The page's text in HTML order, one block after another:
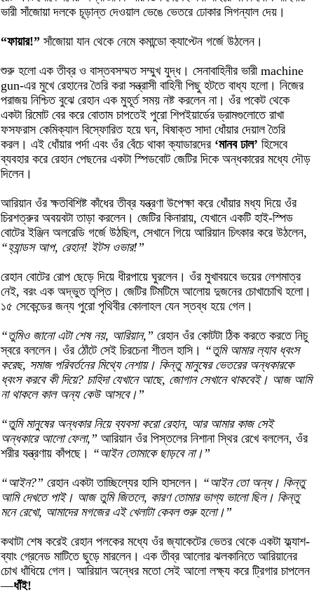
ভারী সাঁজোয়া দলকে চূড়ান্ত দেওয়াল ভেঙে ভেতরে ঢোকার সিগন্যাল দেয়।
“ফায়ার!” সাঁজোয়া যান থেকে নেমে কমান্ডো ক্যাপ্টেন গর্জে উঠলেন।
শুরু হলো এক তীব্র ও বাস্তবসম্মত সম্মুখ যুদ্ধ। সেনাবাহিনীর ভারী machine
gun-এর মুখে রেহানের তৈরি করা সন্ত্রাসী বাহিনী পিছু হটতে বাধ্য হলো। নিজের
পরাজয় নিশ্চিত বুঝে রেহান এক মুহূর্ত সময় নষ্ট করলেন না। ওঁর পকেট থেকে
একটা রিমোট বের করে বোতাম চাপতেই পুরো শিপইয়ার্ডের ড্রামগুলোতে রাখা
ফসফরাস কেমিক্যাল বিস্ফোরিত হয়ে ঘন, বিষাক্ত সাদা ধোঁয়ার দেয়াল তৈরি
করল। এই ধোঁয়ার পর্দা এবং ওঁর বেঁচে থাকা ক্যাডারদের ‘মানব ঢাল’ হিসেবে
ব্যবহার করে রেহান পেছনের একটা স্পিডবোট জেটির দিকে অন্ধকারের মধ্যে দৌড়
দিলেন।
আরিয়ান ওঁর ক্ষতবিশিষ্ট কাঁধের তীব্র যন্ত্রণা উপেক্ষা করে ধোঁয়ার মধ্য দিয়ে ওঁর
চিরশত্রুর অবয়বটা তাড়া করলেন। জেটির কিনারায়, যেখানে একটি হাই-স্পিড
বোটের ইঞ্জিন অলরেডি গর্জে উঠছিল, সেখানে গিয়ে আরিয়ান চিৎকার করে উঠলেন,
“হ্যান্ডস আপ, রেহান! ইটস ওভার!”
রেহান বোটের রোপ ছেড়ে দিয়ে ধীরপায়ে ঘুরলেন। ওঁর মুখাবয়বে ভয়ের লেশমাত্র
নেই, বরং এক অদ্ভুত তৃপ্তি। জেটির টিমটিমে আলোয় দুজনের চোখাচোখি হলো।
১৫ সেকেন্ডের জন্য পুরো পৃথিবীর কোলাহল যেন স্তব্ধ হয়ে গেল।
“তুমিও জানো এটা শেষ নয়, আরিয়ান,” রেহান ওঁর কোটটা ঠিক করতে করতে নিচু
স্বরে বললেন। ওঁর ঠোঁটে সেই চিরচেনা শীতল হাসি। “তুমি আমার ল্যাব ধ্বংস
করেছ, সমাজ পরিবর্তনের মিথ্যে নেশায়। কিন্তু মানুষের ভেতরের অন্ধকারকে
ধ্বংস করবে কী দিয়ে? চাহিদা যেখানে আছে, জোগান সেখানে থাকবেই। আজ আমি
না থাকলে কাল অন্য কেউ আসবে।”
“তুমি মানুষের অন্ধকার নিয়ে ব্যবসা করো রেহান, আর আমার কাজ সেই
অন্ধকারে আলো ফেলা,” আরিয়ান ওঁর পিস্তলের নিশানা স্থির রেখে বললেন, ওঁর
শরীর যন্ত্রণায় কাঁপছে। “আইন তোমাকে ছাড়বে না।”
“আইন?” রেহান একটা তাচ্ছিল্যের হাসি হাসলেন। “আইন তো অন্ধ। কিন্তু
আমি দেখতে পাই। আজ তুমি জিতলে, কারণ তোমার ভাগ্য ভালো ছিল। কিন্তু
মনে রেখো, আমাদের মগজের এই খেলাটা কেবল শুরু হলো।”
কথাটা শেষ করেই রেহান পলকের মধ্যে ওঁর জ্যাকেটের ভেতর থেকে একটা ফ্ল্যাশ-
ব্যাং গ্রেনেড মাটিতে ছুড়ে মারলেন। এক তীব্র আলোর ঝলকানিতে আরিয়ানের
চোখ ধাঁধিয়ে গেল। আরিয়ান অন্ধের মতো সেই আলো লক্ষ্য করে ট্রিগার চাপলেন
—ধাঁই!